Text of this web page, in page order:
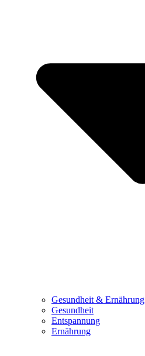
Gesundheit & Ernährung
Gesundheit
Entspannung
Ernährung